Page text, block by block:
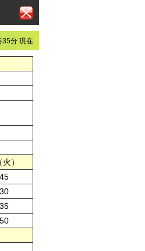
35分 現在
）